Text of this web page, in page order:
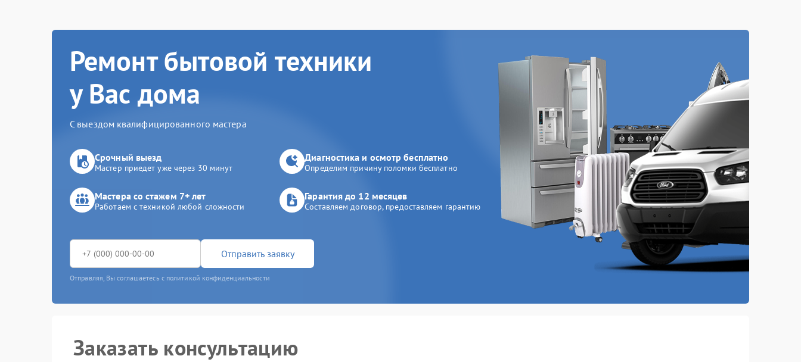
Ремонт бытовой техники
у Вас дома
С выездом квалифицированного мастера
Срочный выезд
Мастер приедет уже через 30 минут
Диагностика и осмотр бесплатно
Определим причину поломки бесплатно
Мастера со стажем 7+ лет
Работаем с техникой любой сложности
Гарантия до 12 месяцев
Составляем договор, предоставляем гарантию
Отправить заявку
Отправляя, Вы соглашаетесь с политикой конфиденциальности
Заказать консультацию